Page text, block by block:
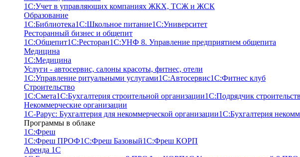
1С:Учет в управляющих компаниях ЖКХ, ТСЖ и ЖСК
Образование
1С:Библиотека1С:Школьное питание1С:Университет
Ресторанный бизнес и общепит
1С:Общепит1С:Ресторан1С:УНФ 8. Управление предприятием общепита
Медицина
1С:Медицина
Услуги - автосервис, cалоны красоты, фитнес, отели
1С:Управление ритуальными услугами1С:Автосервис1С:Фитнес клуб
Строительство
1С:Смета1С:Бухгалтерия строительной организации1С:Подрядчик
Некоммерческие организации
1С-Рарус: Бухгалтерия для некоммерческой организации1С:Бухгалтерия
Программы в облаке
1C:Фреш
1C:Фреш ПРОФ1C:Фреш Базовый1C:Фреш КОРП
Аренда 1С